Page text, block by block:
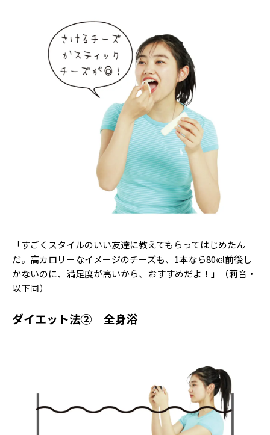
バックナンバー
INFORMATION
Seventeenについて
Follow us
ST member
新規会員登録・ログイン
「すごくスタイルのいい友達に教えてもらってはじめたん
だ。高カロリーなイメージのチーズも、1本なら80㎉前後し
かないのに、満足度が高いから、おすすめだよ！」（莉音・
以下同）
ダイエット法② 全身浴